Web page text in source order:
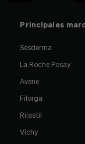
Principales
Sesderma
La Roche Posay
Avene
Filorga
Rilastil
Vichy